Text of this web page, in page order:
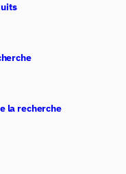
la recherche